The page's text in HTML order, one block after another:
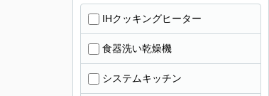
IHクッキングヒーター
食器洗い乾燥機
システムキッチン